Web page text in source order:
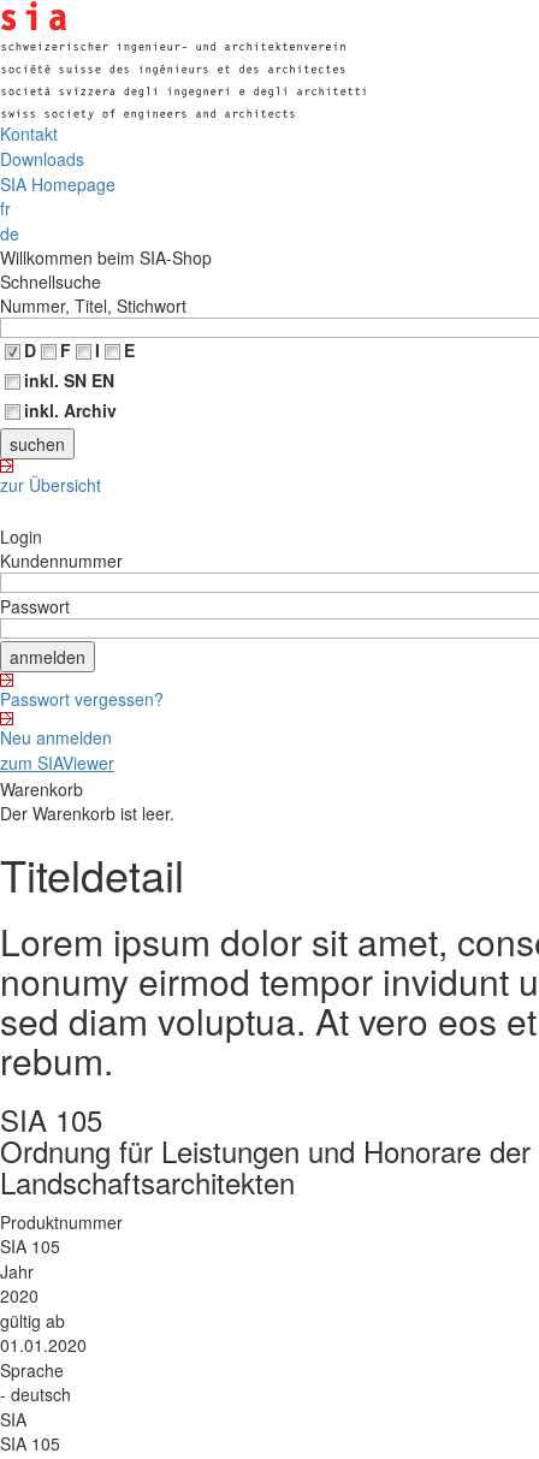
Kontakt
Downloads
SIA Homepage
fr
de
Willkommen beim SIA-Shop
Schnellsuche
Nummer, Titel, Stichwort
D
F I
E
inkl. SN EN
inkl. Archiv
zur Übersicht
Login
Kundennummer
Passwort
Passwort vergessen?
Neu anmelden
zum SIAViewer
Warenkorb
Der Warenkorb ist leer.
Titeldetail
Lorem ipsum dolor sit amet,
nonumy eirmod tempor invidunt
sed diam voluptua. At vero eos
rebum.
SIA 105
Ordnung für Leistungen und Honorare
Landschaftsarchitekten
Produktnummer
SIA 105
Jahr
2020
gültig ab
01.01.2020
Sprache
- deutsch
SIA
SIA 105